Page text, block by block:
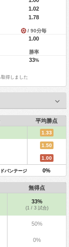
1.02
1.78
/ 90分毎
1.00
勝率
33%
得しました
平均勝点
1.33
1.50
1.00
バンテージ 0%
無得点
33%
(1 / 3 試合)
50%
0%